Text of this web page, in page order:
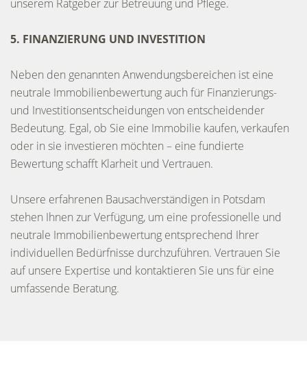
unserem Ratgeber zur Betreuung und Pflege.
5. FINANZIERUNG UND INVESTITION
Neben den genannten Anwendungsbereichen ist eine
neutrale Immobilienbewertung auch für Finanzierungs-
und Investitionsentscheidungen von entscheidender
Bedeutung. Egal, ob Sie eine Immobilie kaufen, verkaufen
oder in sie investieren möchten – eine fundierte
Bewertung schafft Klarheit und Vertrauen.
Unsere erfahrenen Bausachverständigen in Potsdam
stehen Ihnen zur Verfügung, um eine professionelle und
neutrale Immobilienbewertung entsprechend Ihrer
individuellen Bedürfnisse durchzuführen. Vertrauen Sie
auf unsere Expertise und kontaktieren Sie uns für eine
umfassende Beratung.